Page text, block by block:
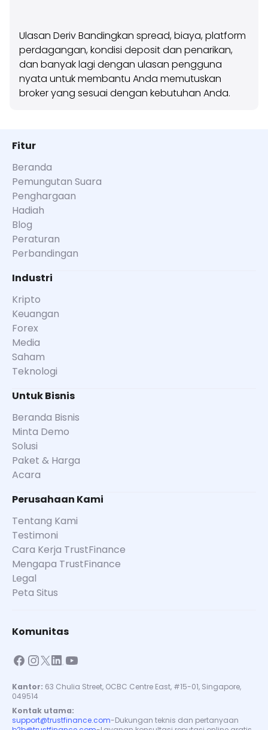
Ulasan Deriv Bandingkan spread, biaya, platform
perdagangan, kondisi deposit dan penarikan,
dan banyak lagi dengan ulasan pengguna
nyata untuk membantu Anda memutuskan
broker yang sesuai dengan kebutuhan Anda.
Fitur
Beranda
Pemungutan Suara
Penghargaan
Hadiah
Blog
Peraturan
Perbandingan
Industri
Kripto
Keuangan
Forex
Media
Saham
Teknologi
Untuk Bisnis
Beranda Bisnis
Minta Demo
Solusi
Paket & Harga
Acara
Perusahaan Kami
Tentang Kami
Testimoni
Cara Kerja TrustFinance
Mengapa TrustFinance
Legal
Peta Situs
Komunitas
Kantor: 63 Chulia Street, OCBC Centre East, #15-01, Singapore,
049514
Kontak utama:
support@trustfinance.com-Dukungan teknis dan pertanyaan